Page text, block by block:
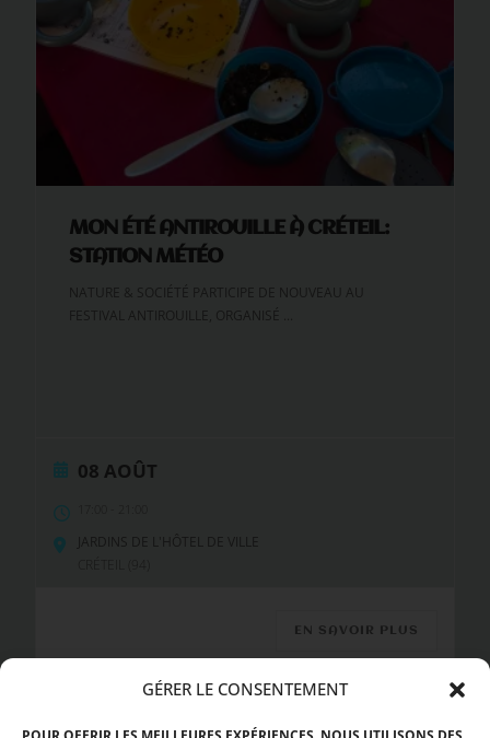
GÉRER LE CONSENTEMENT
MON ÉTÉ ANTIROUILLE À CRÉTEIL:
STATION MÉTÉO
NATURE & SOCIÉTÉ PARTICIPE DE NOUVEAU AU
FESTIVAL ANTIROUILLE, ORGANISÉ
08 AOÛT
JARDINS DE L'HÔTEL DE VILLE
EN SAVOIR PLUS